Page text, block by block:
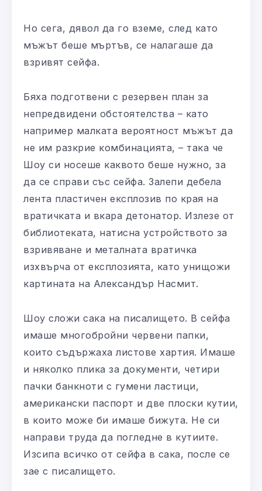
Но сега, дявол да го вземе, след като
мъжът беше мъртъв, се налагаше да
взривят сейфа.
Бяха подготвени с резервен план за
непредвидени обстоятелства – като
например малката вероятност мъжът да
не им разкрие комбинацията, – така че
Шоу си носеше каквото беше нужно, за
да се справи със сейфа. Залепи дебела
лента пластичен експлозив по края на
вратичката и вкара детонатор. Излезе от
библиотеката, натисна устройството за
взривяване и металната вратичка
изхвърча от експлозията, като унищожи
картината на Александър Насмит.
Шоу сложи сака на писалището. В сейфа
имаше многобройни червени папки,
които съдържаха листове хартия. Имаше
и няколко плика за документи, четири
пачки банкноти с гумени ластици,
американски паспорт и две плоски кутии,
в които може би имаше бижута. Не си
направи труда да погледне в кутиите.
Изсипа всичко от сейфа в сака, после се
зае с писалището.